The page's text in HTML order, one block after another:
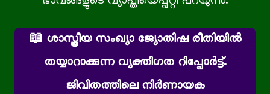
📖 ശാസ്ത്രീയ സംഖ്യാ ജ്യോതിഷ രീതിയിൽ
തയ്യാറാക്കുന്ന വ്യക്തിഗത റിപ്പോർട്ട്.
ജിവിതത്തിലെ നിര്‍ണായക